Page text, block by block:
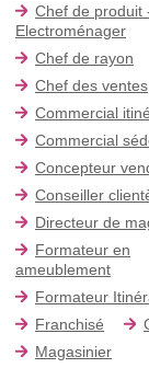
Chef de produit
Electroménager
Chef de rayon
Chef des ventes
Commercial
Commercial
Concepteur
Conseiller
Directeur de
Formateur en
ameublement
Formateur
Franchisé
Magasinier